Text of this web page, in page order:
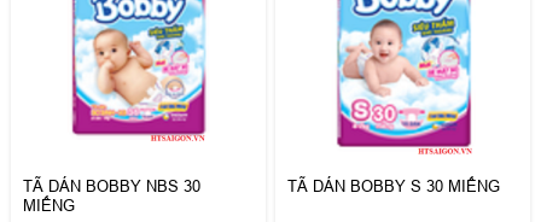
TÃ DÁN BOBBY NBS 30
MIẾNG
TÃ DÁN BOBBY S 30 MIẾNG